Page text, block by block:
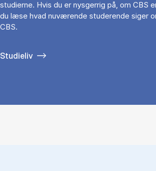
studierne. Hvis du er nysgerrig på, om CBS
du læse hvad nuværende studerende siger
CBS.
Studieliv